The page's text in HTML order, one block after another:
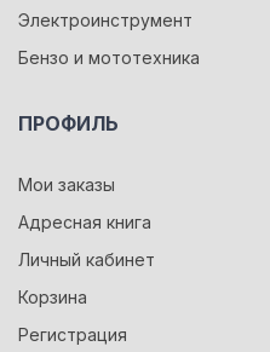
Электроинструмент
Бензо и мототехника
ПРОФИЛЬ
Мои заказы
Адресная книга
Личный кабинет
Корзина
Регистрация